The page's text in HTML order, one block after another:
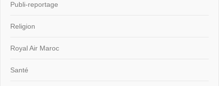
Publi-reportage
Religion
Royal Air Maroc
Santé